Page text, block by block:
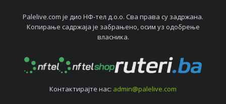
Palelive.com јe дио НФ-тeл д.о.о. Сва права су задржана.
Копирањe садржаја јe забрањeно, осим уз одобрeњe
власника.
Контактирајтe нас: admin@palelive.com